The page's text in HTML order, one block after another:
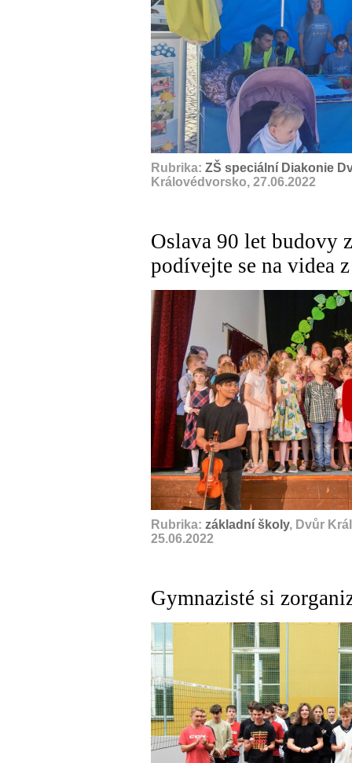
Rubrika: ZŠ speciální Diakonie
Královédvorsko, 27.06.2022
Oslava 90 let budovy
podívejte se na videa
Rubrika: základní školy, Dvůr
25.06.2022
Gymnazisté si